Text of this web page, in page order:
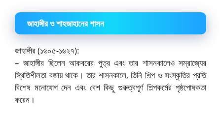
জাহাঙ্গীর ও শাহজাহানের শাসন
জাহাঙ্গীর (১৬০৫-১৬২৭):
– জাহাঙ্গীর ছিলেন আকবরের পুত্র এবং তার শাসনকালেও সম্রাজ্যের
স্থিতিশীলতা বজায় থাকে। তার শাসনকালে, তিনি শিল্প ও সংস্কৃতির প্রতি
বিশেষ মনোযোগ দেন এবং বেশ কিছু গুরুত্বপূর্ণ শিল্পকর্মের পৃষ্ঠপোষকতা
করেন।